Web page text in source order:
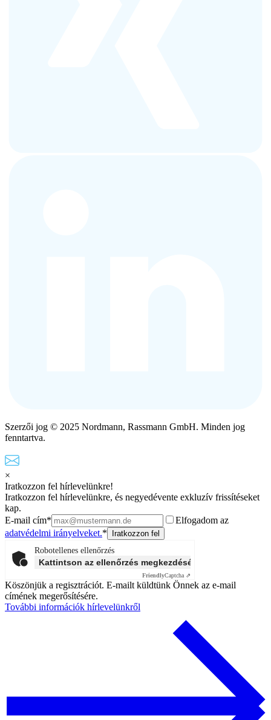
Szerzői jog © 2025 Nordmann, Rassmann GmbH. Minden jog
fenntartva.
×
Iratkozzon fel hírlevelünkre!
Iratkozzon fel hírlevelünkre, és negyedévente exkluzív frissítéseket
kap.
E-mail cím*
Elfogadom az
adatvédelmi irányelveket.*
Robotellenes ellenőrzés
Kattintson az ellenőrzés megkezdéséhez
FriendlyCaptcha ⇗
Köszönjük a regisztrációt. E-mailt küldtünk Önnek az e-mail
címének megerősítésére.
További információk hírlevelünkről